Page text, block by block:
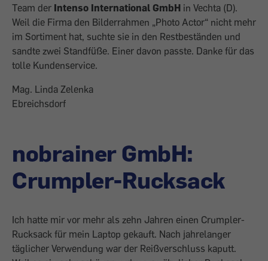
Team der Intenso International GmbH in Vechta (D).
Weil die Firma den Bilderrahmen „Photo Actor“ nicht mehr
im Sortiment hat, suchte sie in den Restbeständen und
sandte zwei Standfüße. Einer davon passte. Danke für das
tolle Kundenservice.
Mag. Linda Zelenka
Ebreichsdorf
nobrainer GmbH:
Crumpler-Rucksack
Ich hatte mir vor mehr als zehn Jahren einen Crumpler-
Rucksack für mein Laptop gekauft. Nach jahrelanger
täglicher Verwendung war der Reißverschluss kaputt.